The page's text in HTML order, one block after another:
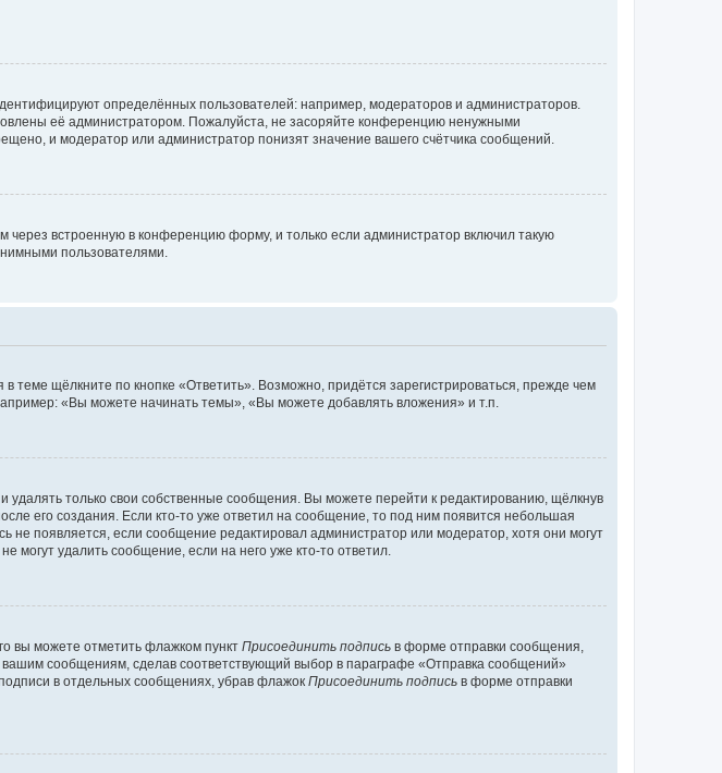
определённых пользователей: например, модераторов и администраторов.
её администратором. Пожалуйста, не засоряйте конференцию ненужными
и модератор или администратор понизят значение вашего счётчика сообщений.
через встроенную в конференцию форму, и только если администратор включил такую
пользователями.
щёлкните по кнопке «Ответить». Возможно, придётся зарегистрироваться, прежде чем
«Вы можете начинать темы», «Вы можете добавлять вложения» и т.п.
только свои собственные сообщения. Вы можете перейти к редактированию, щёлкнув
его создания. Если кто-то уже ответил на сообщение, то под ним появится небольшая
не появляется, если сообщение редактировал администратор или модератор, хотя они могут
могут удалить сообщение, если на него уже кто-то ответил.
вы можете отметить флажком пункт Присоединить подпись в форме отправки сообщения,
сообщениям, сделав соответствующий выбор в параграфе «Отправка сообщений»
в отдельных сообщениях, убрав флажок Присоединить подпись в форме отправки